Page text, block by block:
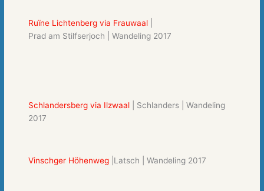
Ruïne Lichtenberg via Frauwaal
Prad am Stilfserjoch | Wandeling 2017
Schlandersberg via Ilzwaal | Schlanders | Wandeling
2017
Vinschger Höhenweg |Latsch | Wandeling 2017